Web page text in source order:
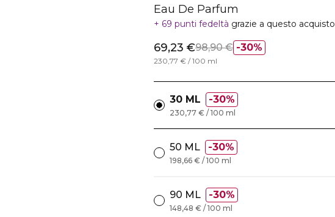
Eau De Parfum
69 punti fedeltà grazie a questo acquisto
30%
69,23 €98,90 €
230,77 € / 100 ml
30 ML 30%
230,77 € / 100 ml
50 ML 30%
198,66 € / 100 ml
90 ML 30%
148,48 € / 100 ml